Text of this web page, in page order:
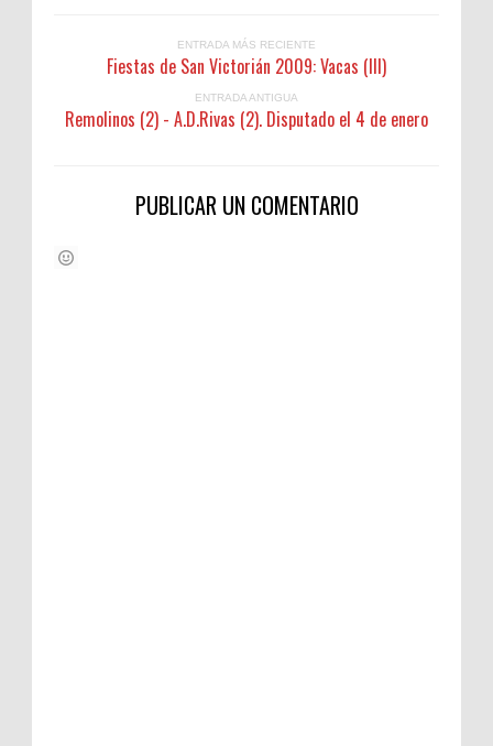
ENTRADA MÁS RECIENTE
Fiestas de San Victorián 2009: Vacas (III)
ENTRADA ANTIGUA
Remolinos (2) - A.D.Rivas (2). Disputado el 4 de enero
PUBLICAR UN COMENTARIO